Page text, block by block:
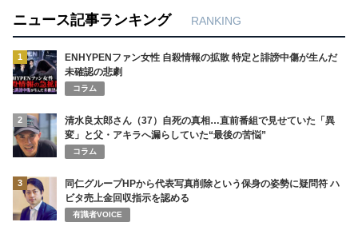
ニュース記事ランキング RANKING
1
ENHYPENファン女性 自殺情報の拡散 特定と誹謗中傷が生んだ
未確認の悲劇
コラム
2
清水良太郎さん（37）自死の真相…直前番組で見せていた「異
変」と父・アキラへ漏らしていた“最後の苦悩”
コラム
3
同仁グループHPから代表写真削除という保身の姿勢に疑問符 ハ
ビタ売上金回収指示を認める
有識者VOICE